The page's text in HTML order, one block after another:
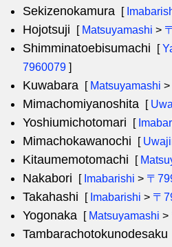
Sekizenokamura [
Hojotsuji [ Matsuyamashi >
Shimminatoebisumachi [
7960079 ]
Kuwabara [ Matsuyamashi >
Mimachomiyanoshita [
Yoshiumichotomari [
Mimachokawanochi [
Kitaumemotomachi [
Nakabori [ Imabarishi > 〒
Takahashi [ Imabarishi > 〒
Yogonaka [ Matsuyamashi >
Tambarachotokunodesaku